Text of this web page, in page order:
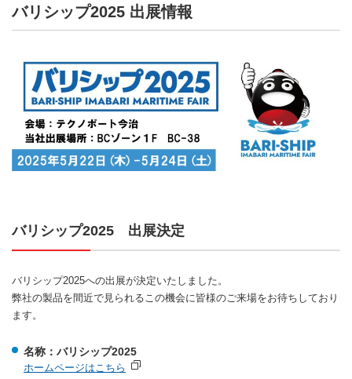
バリシップ2025 出展情報
バリシップ2025 出展決定
バリシップ2025への出展が決定いたしました。
弊社の製品を間近で見られるこの機会に皆様のご来場をお待ちしており
ます。
名称：バリシップ2025
ホームページはこちら